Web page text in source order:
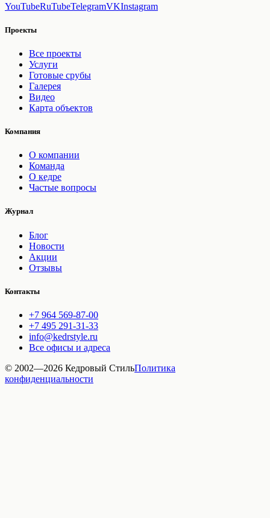
YouTubeRuTubeTelegramVKInstagram
Проекты
Все проекты
Услуги
Готовые срубы
Галерея
Видео
Карта объектов
Компания
О компании
Команда
О кедре
Частые вопросы
Журнал
Блог
Новости
Акции
Отзывы
Контакты
+7 964 569-87-00
+7 495 291-31-33
info@kedrstyle.ru
Все офисы и адреса
© 2002—2026 Кедровый СтильПолитика
конфиденциальности